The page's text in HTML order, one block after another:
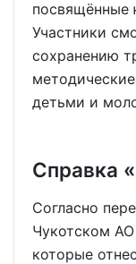
посвящённые
Участники
сохранению
детьми и
Справка
Согласно
Чукотском АО
которые